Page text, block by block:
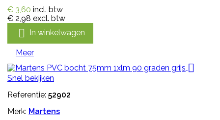
€ 3,60 incl. btw
€ 2,98 excl. btw
 In winkelwagen
Meer

Snel bekijken
Referentie: 52902
Merk: Martens